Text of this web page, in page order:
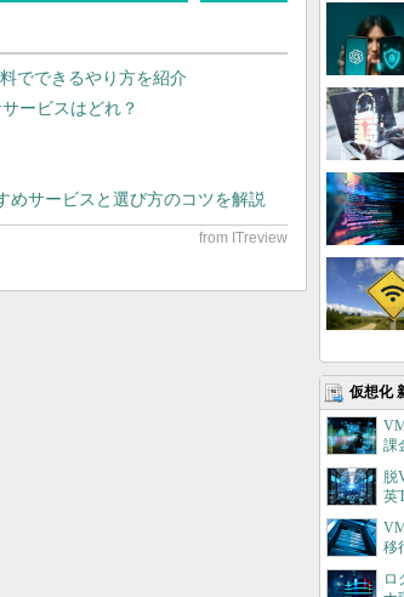
でできるやり方を紹介
ービスはどれ？
めサービスと選び方のコツを解説
仮想化
課
脱
英
移
ロ